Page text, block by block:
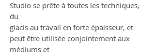
Studio se prête à toutes les techniques,
du
glacis au travail en forte épaisseur, et
peut être utilisée conjointement aux
médiums et